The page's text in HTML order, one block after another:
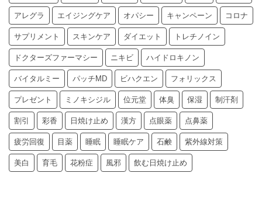
アレグラ エイジングケア オパシー キャンペーン コロナ
サプリメント スキンケア ダイエット トレチノイン
ドクターズファーマシー ニキビ ハイドロキノン
バイタルミー パッチMD ビハクエン フォリックス
プレゼント ミノキシジル 位元堂 体臭 保湿 制汗剤
割引 彩香 日焼け止め 漢方 点眼薬 点鼻薬
疲労回復 目薬 睡眠 睡眠ケア 石鹸 紫外線対策
美白 育毛 花粉症 風邪 飲む日焼け止め